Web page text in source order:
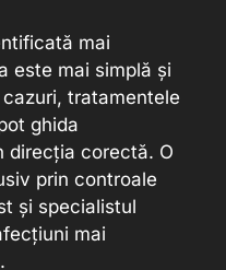
mai
este mai simplă și
tratamentele
ghida
direcția corectă. O
prin controale
și specialistul
mai